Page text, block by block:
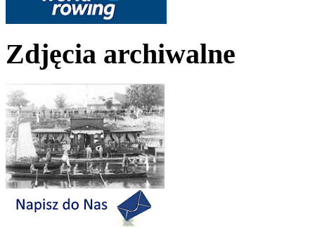
Zdjęcia archiwalne